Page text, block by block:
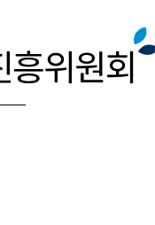
위원회